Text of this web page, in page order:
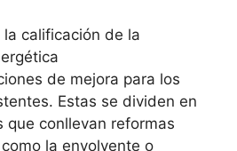
la calificación de la
de mejora para los
Estas se dividen en
que conllevan reformas
la envolvente o